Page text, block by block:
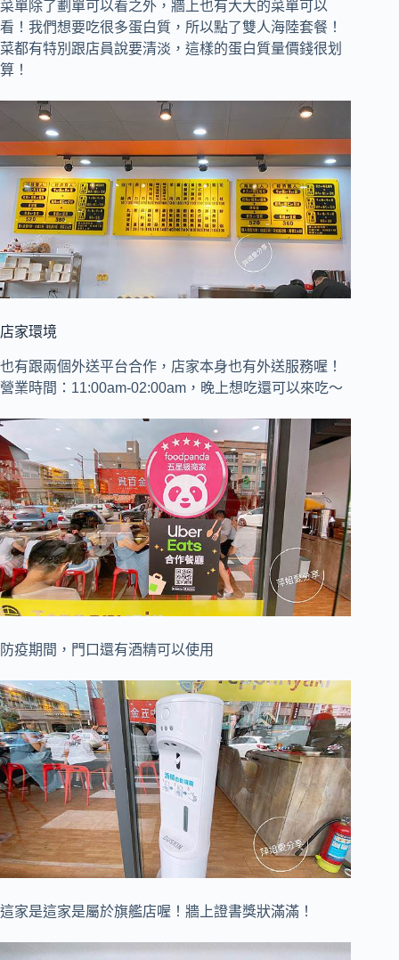
菜單除了劃單可以看之外， 牆上也有大大的菜單可以
看！ 我們想要吃很多蛋白質，所以點了雙人海陸套餐！
菜都有特別跟店員說要清淡， 這樣的蛋白質量價錢很划
算！
店家環境
也有跟兩個外送平台合作，店家本身也有外送服務喔！
營業時間：11:00am-02:00am，晚上想吃還可以來吃～
防疫期間，門口還有酒精可以使用
這家是這家是屬於旗艦店喔！ 牆上證書獎狀滿滿！